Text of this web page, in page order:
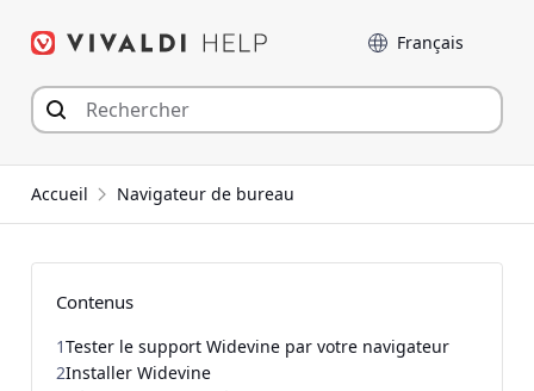
Langue
Accueil Navigateur de bureau
Contenus
1Tester le support Widevine par votre navigateur
2Installer Widevine